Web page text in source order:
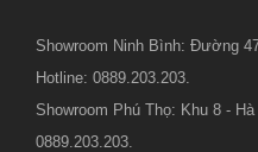
Showroom Ninh Bình: Đường
Hotline: 0889.203.203.
Showroom Phú Thọ: Khu 8 -
0889.203.203.